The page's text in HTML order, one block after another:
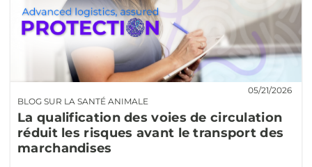
BLOG SUR LA SANTÉ ANIMALE
05/21/2026
La qualification des voies de circulation
réduit les risques avant le transport des
marchandises